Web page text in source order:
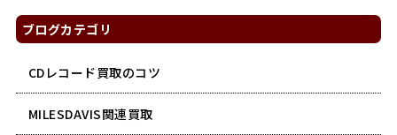
ブログカテゴリ
CDレコード買取のコツ
MILESDAVIS関連買取